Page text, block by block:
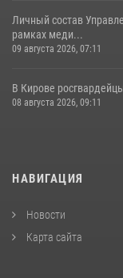
Личный состав
рамках меди...
09 августа 2026, 07:11
В Кирове
08 августа 2026, 09:11
НАВИГАЦИЯ
Новости
Карта сайта